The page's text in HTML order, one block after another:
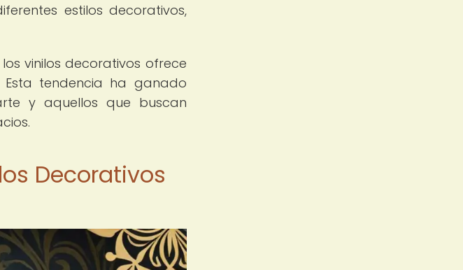
estilos decorativos,
vinilos decorativos ofrece
tendencia ha ganado
y aquellos que buscan
Decorativos